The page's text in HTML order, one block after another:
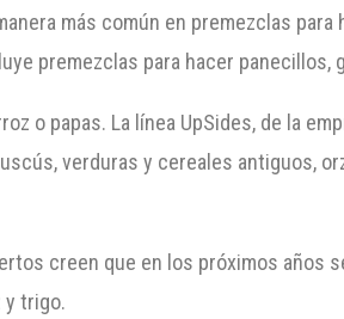
más común en premezclas
premezclas para hacer panecillos,
o papas. La línea UpSides, de la
verduras y cereales antiguos,
creen que en los próximos años
y trigo.